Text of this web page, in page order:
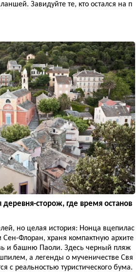
Завидуйте те, кто остался на п
деревня-сторож, где время останов
но целая история: Нонца вцепилас
Сен-Флоран, храня компактную архите
и башню Паоли. Здесь черный пляж
а легенды о мученичестве Свя
с реальностью туристического бума.